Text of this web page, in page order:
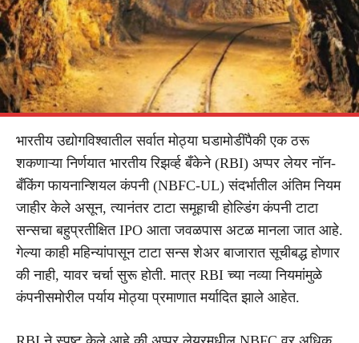
भारतीय उद्योगविश्वातील सर्वात मोठ्या घडामोडींपैकी एक ठरू
शकणाऱ्या निर्णयात भारतीय रिझर्व्ह बँकेने (RBI) अप्पर लेयर नॉन-
बँकिंग फायनान्शियल कंपनी (NBFC-UL) संदर्भातील अंतिम नियम
जाहीर केले असून, त्यानंतर टाटा समूहाची होल्डिंग कंपनी टाटा
सन्सचा बहुप्रतीक्षित IPO आता जवळपास अटळ मानला जात आहे.
गेल्या काही महिन्यांपासून टाटा सन्स शेअर बाजारात सूचीबद्ध होणार
की नाही, यावर चर्चा सुरू होती. मात्र RBI च्या नव्या नियमांमुळे
कंपनीसमोरील पर्याय मोठ्या प्रमाणात मर्यादित झाले आहेत.